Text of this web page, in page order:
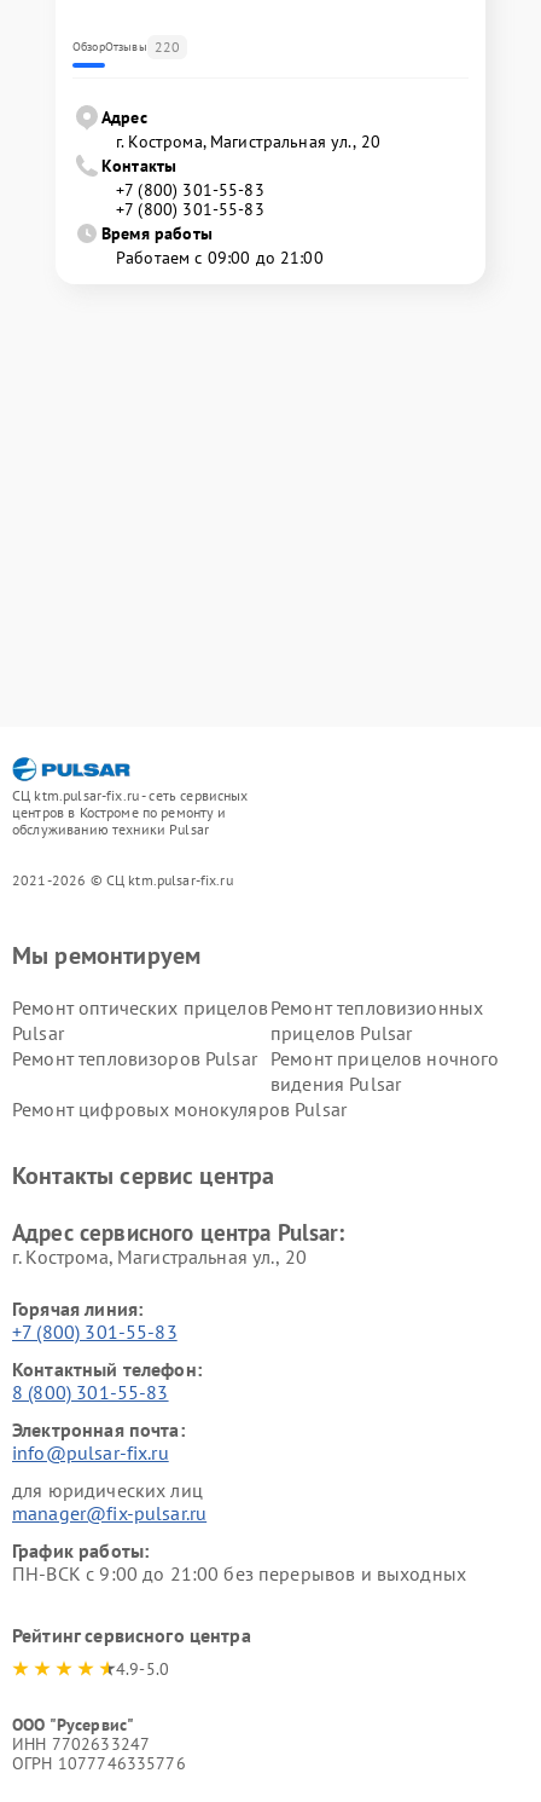
ОбзорОтзывы 220
Адрес
г. Кострома, Магистральная ул., 20
Контакты
+7 (800) 301-55-83
+7 (800) 301-55-83
Время работы
Работаем с 09:00 до 21:00
СЦ ktm.pulsar-fix.ru - сеть сервисных
центров в Костроме по ремонту и
обслуживанию техники Pulsar
2021-2026 © СЦ ktm.pulsar-fix.ru
Мы ремонтируем
Ремонт оптических прицелов
Pulsar
Ремонт тепловизионных
прицелов Pulsar
Ремонт тепловизоров Pulsar
Ремонт прицелов ночного
видения Pulsar
Ремонт цифровых монокуляров Pulsar
Контакты сервис центра
Адрес сервисного центра Pulsar:
г. Кострома, Магистральная ул., 20
Горячая линия:
+7 (800) 301-55-83
Контактный телефон:
8 (800) 301-55-83
Электронная почта:
info@pulsar-fix.ru
для юридических лиц
manager@fix-pulsar.ru
График работы:
ПН-ВСК с 9:00 до 21:00 без перерывов и выходных
Рейтинг сервисного центра
4.9-5.0
ООО "Русервис"
ИНН 7702633247
ОГРН 1077746335776